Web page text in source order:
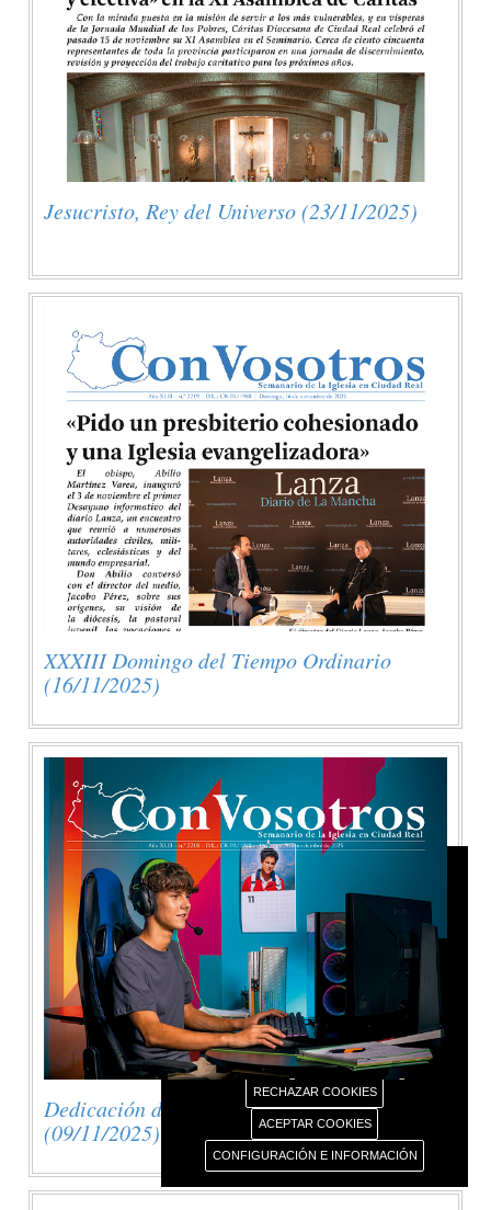
Jesucristo, Rey del Universo (23/11/2025)
XXXIII Domingo del Tiempo Ordinario
(16/11/2025)
Dedicación de la Basílica de Letrán
(09/11/2025)
AVISO USO DE COOKIES
Este portal web únicamente utiliza cookies propias
con finalidad técnica, no recaba ni cede datos de
carácter personal de los usuarios sin su
conocimiento.
Sin embargo, contiene enlaces a sitios web de
terceros con políticas de privacidad ajenas este
portal web que usted podrá decidir si acepta o no
cuando acceda a ellos.
Más información sobre el uso de nuestras cookies.
RECHAZAR COOKIES
ACEPTAR COOKIES
CONFIGURACIÓN E INFORMACIÓN